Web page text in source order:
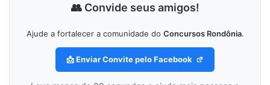
👥 Convide seus amigos!
Ajude a fortalecer a comunidade do Concursos Rondônia.
📩 Enviar Convite pelo Facebook